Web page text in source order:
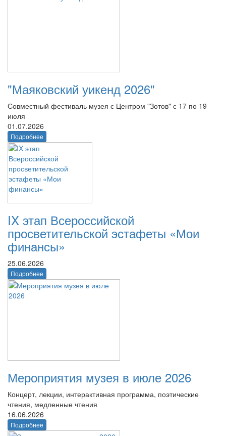
"Маяковский уикенд 2026"
Совместный фестиваль музея с Центром "Зотов" с 17 по 19
июля
01.07.2026
Подробнее
IX этап Всероссийской
просветительской эстафеты «Мои
финансы»
25.06.2026
Подробнее
Мероприятия музея в июле 2026
Концерт, лекции, интерактивная программа, поэтические
чтения, медленные чтения
16.06.2026
Подробнее